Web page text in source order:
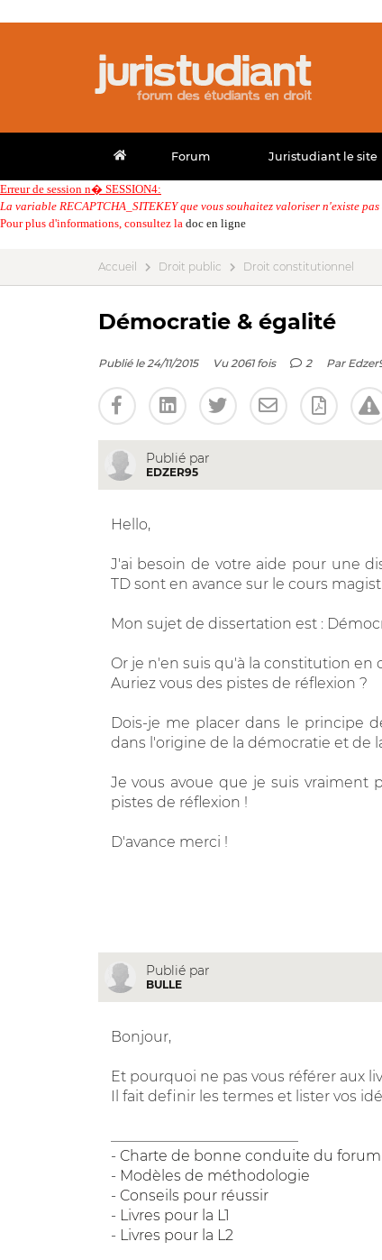
Forum Juristudiant le site
Erreur de session n� SESSION4:
La variable RECAPTCHA_SITEKEY que vous souhaitez valoriser n'existe
Pour plus d'informations, consultez la doc en ligne
Accueil Droit public Droit constitutionnel
Démocratie & égalité
Publié le 24/11/2015 Vu 2061 fois 2 Par
Publié par
EDZER95
Hello,
J'ai besoin de votre aide pour une
TD sont en avance sur le cours
Mon sujet de dissertation est :
Or je n'en suis qu'à la constitution en
Auriez vous des pistes de réflexion ?
Dois-je me placer dans le principe
dans l'origine de la démocratie et de
Je vous avoue que je suis vraiment
pistes de réflexion !
D'avance merci !
Publié par
BULLE
Bonjour,
Et pourquoi ne pas vous référer aux
Il fait definir les termes et lister vos
- Charte de bonne conduite du forum
- Modèles de méthodologie
- Conseils pour réussir
- Livres pour la L1
- Livres pour la L2